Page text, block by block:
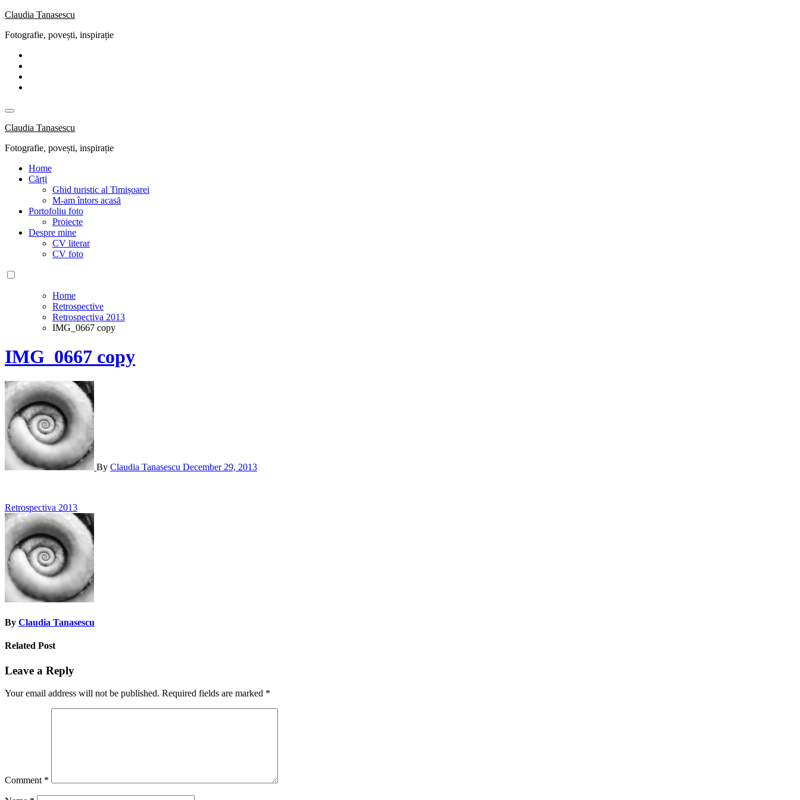
Skip
content
Claudia Tanasescu
Fotografie, povești, inspirație
Claudia Tanasescu
Fotografie, povești, inspirație
Home
Cărți
Ghid turistic al Timișoarei
M-am întors acasă
Portofoliu foto
Proiecte
Despre mine
CV literar
CV foto
Home
Retrospective
Retrospectiva 2013
IMG_0667 copy
IMG_0667 copy
By Claudia Tanasescu December 29, 2013
Post
navigation
Retrospectiva 2013
By Claudia Tanasescu
Related Post
Leave a Reply
Your email address will not be published. Required fields are marked *
Comment *